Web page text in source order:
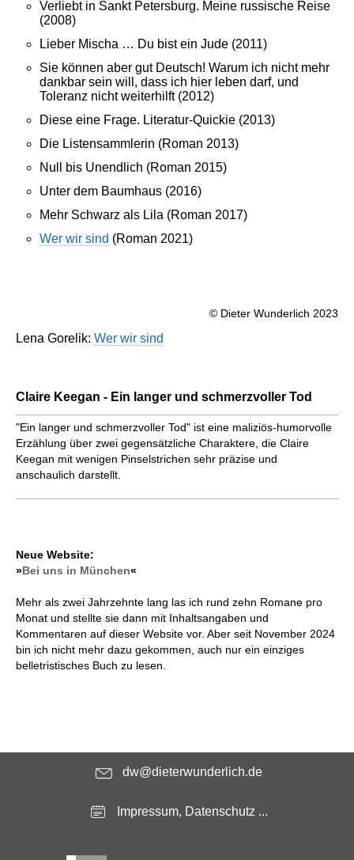
Verliebt in Sankt Petersburg. Meine russische Reise
(2008)
Lieber Mischa … Du bist ein Jude (2011)
Sie können aber gut Deutsch! Warum ich nicht mehr
dankbar sein will, dass ich hier leben darf, und
Toleranz nicht weiterhilft (2012)
Diese eine Frage. Literatur-Quickie (2013)
Die Listensammlerin (Roman 2013)
Null bis Unendlich (Roman 2015)
Unter dem Baumhaus (2016)
Mehr Schwarz als Lila (Roman 2017)
Wer wir sind (Roman 2021)
© Dieter Wunderlich 2023
Lena Gorelik: Wer wir sind
Claire Keegan - Ein langer und schmerzvoller Tod
"Ein langer und schmerzvoller Tod" ist eine maliziös-humorvolle
Erzählung über zwei gegensätzliche Charaktere, die Claire
Keegan mit wenigen Pinselstrichen sehr präzise und
anschaulich darstellt.
Neue Website:
»Bei uns in München«
Mehr als zwei Jahrzehnte lang las ich rund zehn Romane pro
Monat und stellte sie dann mit Inhaltsangaben und
Kommentaren auf dieser Website vor. Aber seit November 2024
bin ich nicht mehr dazu gekommen, auch nur ein einziges
belletristisches Buch zu lesen.
dw@dieterwunderlich.de
Impressum, Datenschutz ...